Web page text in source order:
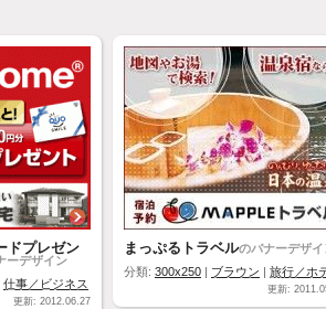
ドプレゼン
ーデザイン
仕事／ビジネス
更新: 2012.06.27
まっぷるトラベルのバナーデザ
分類: 300x250 ブラウン 旅行／ホ
更新: